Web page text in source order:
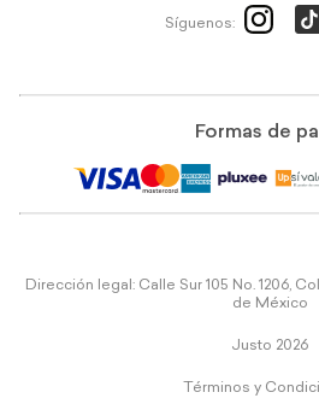
Síguenos:
Formas de
Dirección legal: Calle Sur 105 No. 1206,
de México
Justo 2026
Términos y